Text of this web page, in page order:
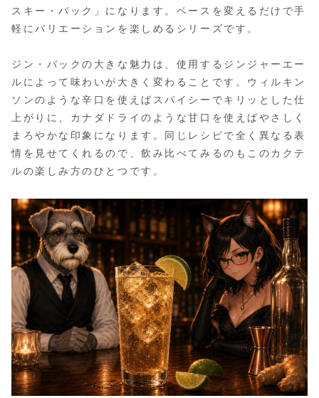
スキー・バック」になります。ベースを変えるだけで手
軽にバリエーションを楽しめるシリーズです。
ジン・バックの大きな魅力は、使用するジンジャーエー
ルによって味わいが大きく変わることです。ウィルキン
ソンのような辛口を使えばスパイシーでキリッとした仕
上がりに、カナダドライのような甘口を使えばやさしく
まろやかな印象になります。同じレシピで全く異なる表
情を見せてくれるので、飲み比べてみるのもこのカクテ
ルの楽しみ方のひとつです。